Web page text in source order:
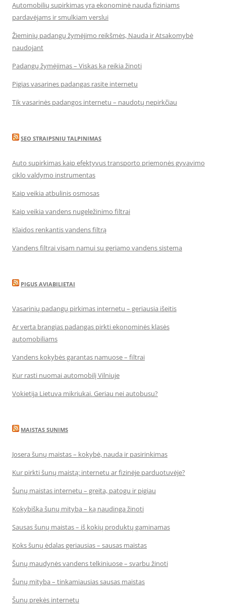
Automobilių supirkimas yra ekonominė nauda fiziniams
pardavėjams ir smulkiam verslui
Žieminių padangų žymėjimo reikšmės, Nauda ir Atsakomybė
naudojant
Padangų žymėjimas – Viskas ką reikia žinoti
Pigias vasarines padangas rasite internetu
Tik vasarinės padangos internetu – naudotų nepirkčiau
SEO STRAIPSNIU TALPINIMAS
Auto supirkimas kaip efektyvus transporto priemonės gyvavimo
ciklo valdymo instrumentas
Kaip veikia atbulinis osmosas
Kaip veikia vandens nugeležinimo filtrai
Klaidos renkantis vandens filtrą
Vandens filtrai visam namui su geriamo vandens sistema
PIGUS AVIABILIETAI
Vasarinių padangų pirkimas internetu – geriausia išeitis
Ar verta brangias padangas pirkti ekonominės klasės
automobiliams
Vandens kokybės garantas namuose – filtrai
Kur rasti nuomai automobilį Vilniuje
Vokietija Lietuva mikriukai. Geriau nei autobusu?
MAISTAS SUNIMS
Josera šunų maistas – kokybė, nauda ir pasirinkimas
Kur pirkti šunų maistą: internetu ar fizinėje parduotuvėje?
Šunų maistas internetu – greita, patogu ir pigiau
Kokybiška šunų mityba – ką naudinga žinoti
Sausas šunų maistas – iš kokių produktų gaminamas
Koks šunų ėdalas geriausias – sausas maistas
Šunų maudynės vandens telkiniuose – svarbu žinoti
Šunų mityba – tinkamiausias sausas maistas
Šunų prekės internetu